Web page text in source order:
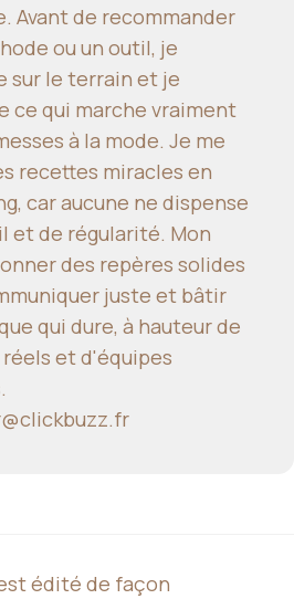
Avant de recommander
ou un outil, je
sur le terrain et je
ce qui marche vraiment
à la mode. Je me
recettes miracles en
car aucune ne dispense
et de régularité. Mon
des repères solides
juste et bâtir
qui dure, à hauteur de
et d'équipes
édité de façon